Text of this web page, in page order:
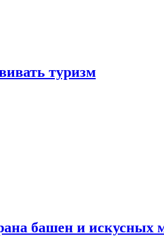
туризм
башен и искусных